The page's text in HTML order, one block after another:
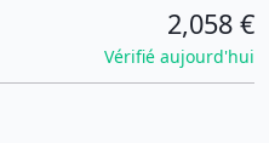
2,058 €
Vérifié aujourd'hui